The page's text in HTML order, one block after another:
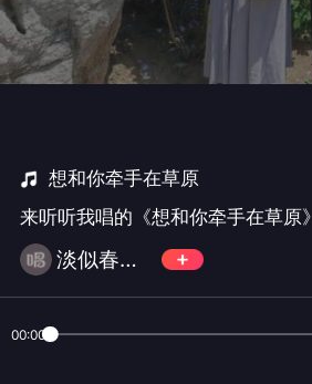
想和你牵手在草原
来听听我唱的《想和你牵手在草原》
淡似春风A(每周一首更新)
00:00